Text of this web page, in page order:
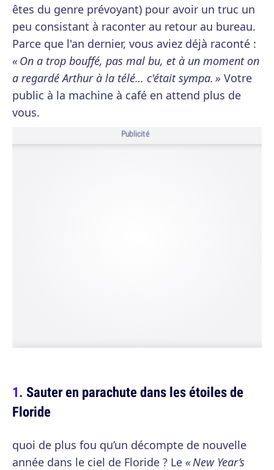
êtes du genre prévoyant) pour avoir un truc un
peu consistant à raconter au retour au bureau.
Parce que l'an dernier, vous aviez déjà raconté :
« On a trop bouffé, pas mal bu, et à un moment on
a regardé Arthur à la télé… c'était sympa. » Votre
public à la machine à café en attend plus de
vous.
Publicité
Sauter en parachute dans les étoiles de
Floride
quoi de plus fou qu’un décompte de nouvelle
année dans le ciel de Floride ? Le « New Year’s